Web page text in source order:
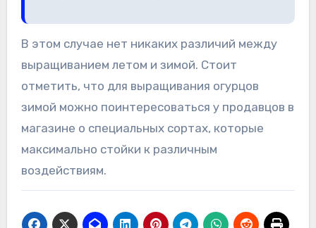
В этом случае нет никаких различий между
выращиванием летом и зимой. Стоит
отметить, что для выращивания огурцов
зимой можно поинтересоваться у продавцов в
магазине о специальных сортах, которые
максимально стойки к различным
воздействиям.